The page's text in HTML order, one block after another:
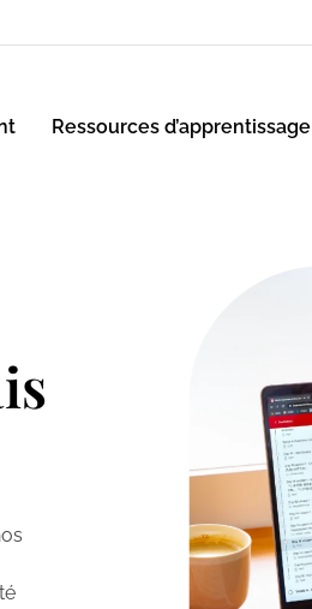
Ressources d’apprentissage